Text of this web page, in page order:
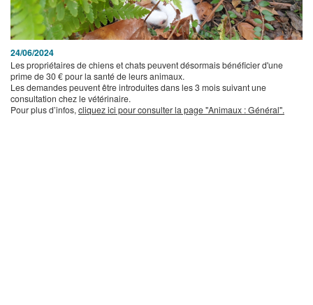
24/06/2024
Les propriétaires de chiens et chats peuvent désormais bénéficier d'une
prime de 30 € pour la santé de leurs animaux.
Les demandes peuvent être introduites dans les 3 mois suivant une
consultation chez le vétérinaire.
Pour plus d’infos, cliquez ici pour consulter la page "Animaux : Général".